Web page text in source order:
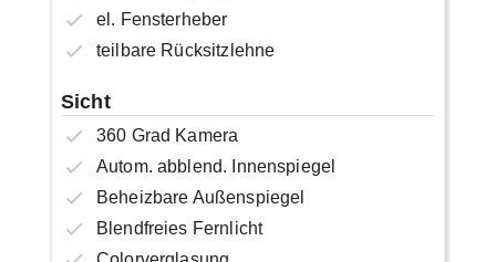
el. Fensterheber
teilbare Rücksitzlehne
Sicht
360 Grad Kamera
Autom. abblend. Innenspiegel
Beheizbare Außenspiegel
Blendfreies Fernlicht